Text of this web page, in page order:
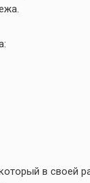
в своей